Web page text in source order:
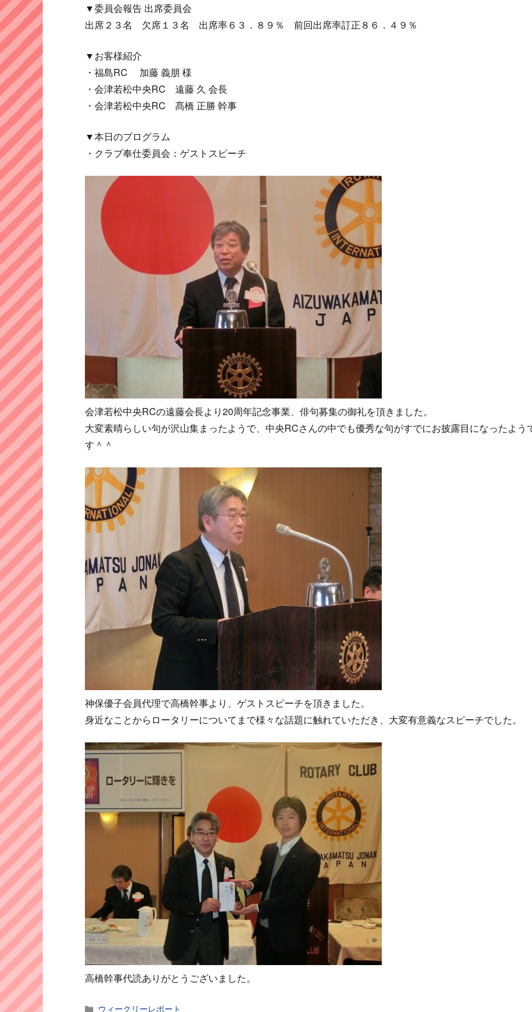
▼委員会報告 出席委員会
出席２３名 欠席１３名 出席率６３．８９％ 前回出席率訂正８６．４９％
▼お客様紹介
・福島RC 加藤 義朋 様
・会津若松中央RC 遠藤 久 会長
・会津若松中央RC 髙橋 正勝 幹事
▼本日のプログラム
・クラブ奉仕委員会：ゲストスピーチ
会津若松中央RCの遠藤会長より20周年記念事業、俳句募集の御礼を頂きました。
大変素晴らしい句が沢山集まったようで、中央RCさんの中でも優秀な句がすでにお披露目になったよう
す＾＾
神保優子会員代理で高橋幹事より、ゲストスピーチを頂きました。
身近なことからロータリーについてまで様々な話題に触れていただき、大変有意義なスピーチでした。
高橋幹事代読ありがとうございました。
カ
ウィークリーレポート